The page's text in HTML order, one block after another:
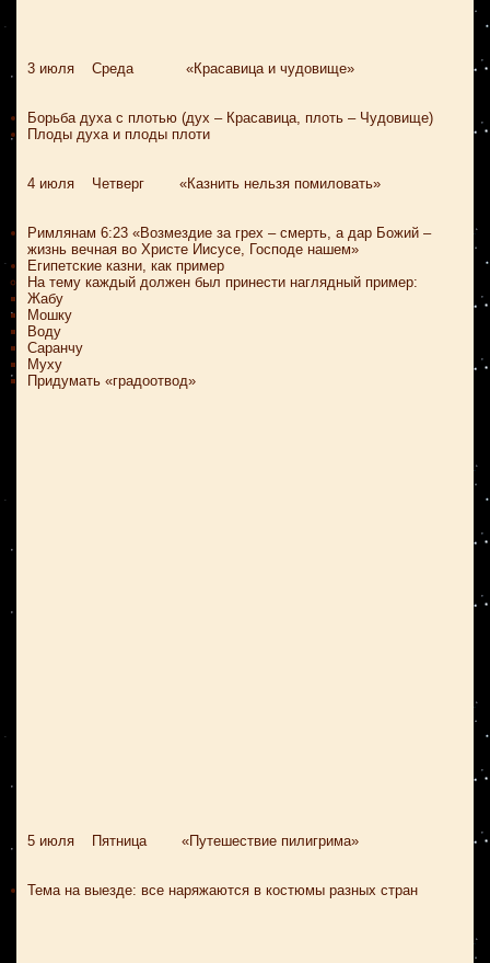
3 июля Среда «Красавица и чудовище»
Борьба духа с плотью (дух – Красавица, плоть – Чудовище)
Плоды духа и плоды плоти
4 июля Четверг «Казнить нельзя помиловать»
Римлянам 6:23 «Возмездие за грех – смерть, а дар Божий –
жизнь вечная во Христе Иисусе, Господе нашем»
Египетские казни, как пример
На тему каждый должен был принести наглядный пример:
Жабу
Мошку
Воду
Саранчу
Муху
Придумать «градоотвод»
5 июля Пятница «Путешествие пилигрима»
Тема на выезде: все наряжаются в костюмы разных стран